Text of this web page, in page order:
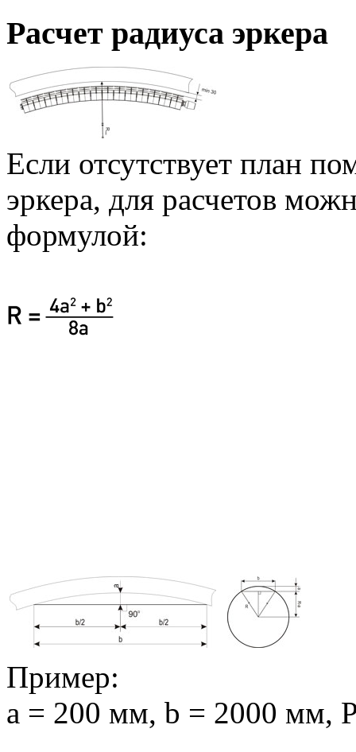
Расчет радиуса эркера
Если отсутствует план
эркера, для расчетов
формулой:
Пример:
a = 200 мм, b = 2000 мм,